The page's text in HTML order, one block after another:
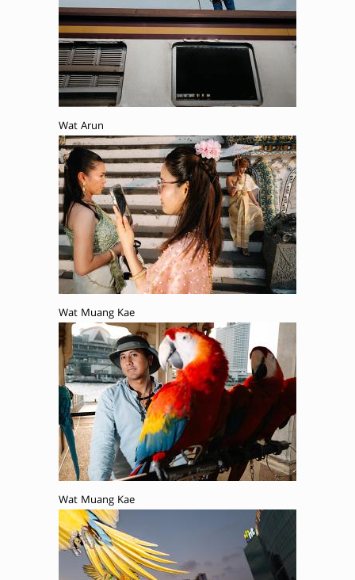
Wat Arun
Wat Muang Kae
Wat Muang Kae